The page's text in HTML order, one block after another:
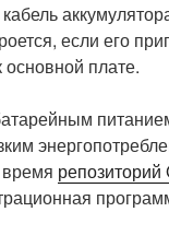
если его
плате.
репозиторий